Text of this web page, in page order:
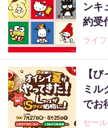
ンキ
約受
ライフ
【
ミル
でお
セール